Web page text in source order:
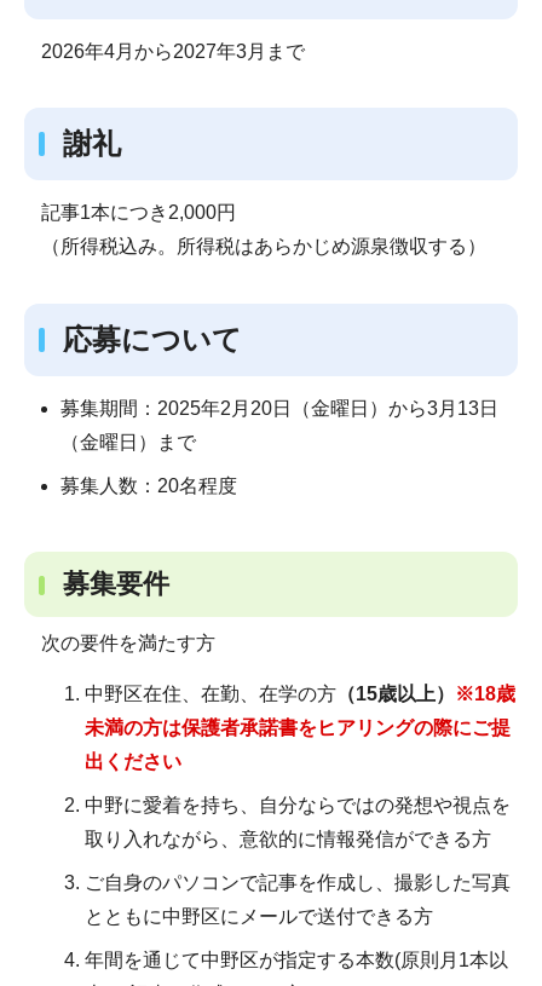
2026年4月から2027年3月まで
謝礼
記事1本につき2,000円
（所得税込み。所得税はあらかじめ源泉徴収する）
応募について
募集期間：2025年2月20日（金曜日）から3月13日
（金曜日）まで
募集人数：20名程度
募集要件
次の要件を満たす方
中野区在住、在勤、在学の方 （15歳以上）
※18歳
未満の方は保護者承諾書をヒアリングの際にご提
出ください
中野に愛着を持ち、自分ならではの発想や視点を
取り入れながら、意欲的に情報発信ができる方
ご自身のパソコンで記事を作成し、撮影した写真
とともに中野区にメールで送付できる方
年間を通じて中野区が指定する本数(原則月1本以